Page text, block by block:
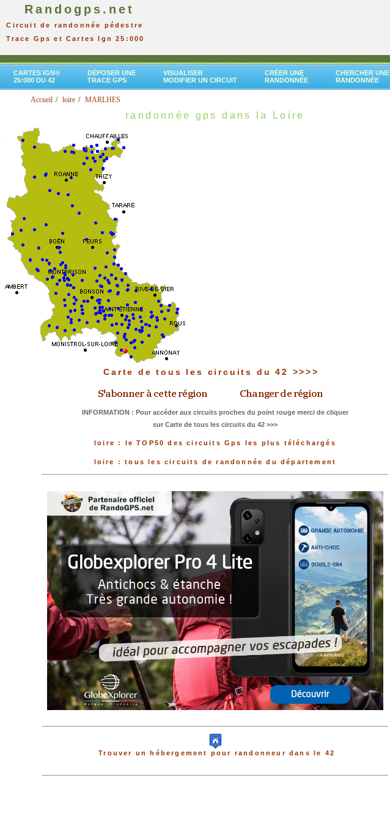
Randogps.net
Circuit de randonnée pédestre
Trace Gps et Cartes Ign 25:000
CARTES IGN®
25:000 DU 42
DÉPOSER UNE
TRACE GPS
VISUALISER
MODIFIER UN CIRCUIT
CRÉER UNE
RANDONNÉE
CHERCHER UNE
RANDONNÉE
Accueil loire MARLHES
randonnée gps dans la Loire
Carte de tous les circuits du 42 >>>>
INFORMATION : Pour accéder aux circuits proches du point rouge merci de cliquer
sur Carte de tous les circuits du 42 >>>
loire : le TOP50 des circuits Gps les plus téléchargés
loire : tous les circuits de randonnée du département
Trouver un hébergement pour randonneur dans le 42